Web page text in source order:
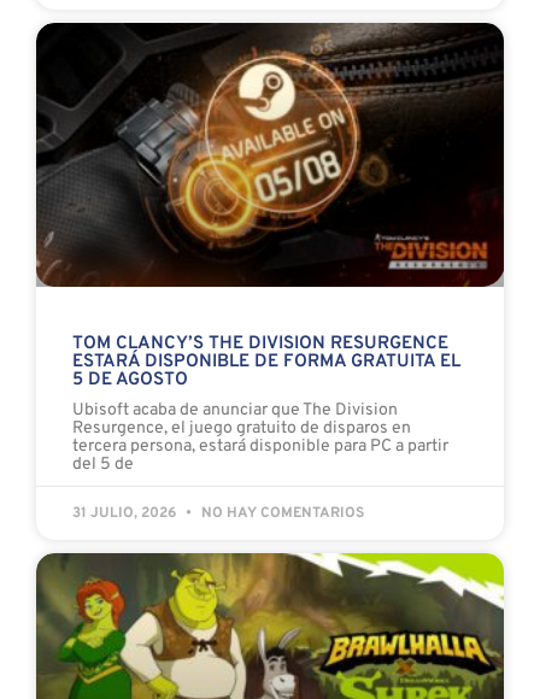
TOM CLANCY’S THE DIVISION RESURGENCE
ESTARÁ DISPONIBLE DE FORMA GRATUITA EL
5 DE AGOSTO
Ubisoft acaba de anunciar que The Division
Resurgence, el juego gratuito de disparos en
tercera persona, estará disponible para PC a partir
del 5 de
31 JULIO, 2026 NO HAY COMENTARIOS